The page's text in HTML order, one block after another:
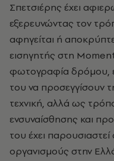
Σπετσιέρης έχει
εξερευνώντας τον
αφηγείται ή
εισηγητής στη
φωτογραφία δρόμου,
του να προσεγγίσουν
τεχνική, αλλά ως
ενσυναίσθησης και
του έχει παρουσιαστεί
οργανισμούς στην